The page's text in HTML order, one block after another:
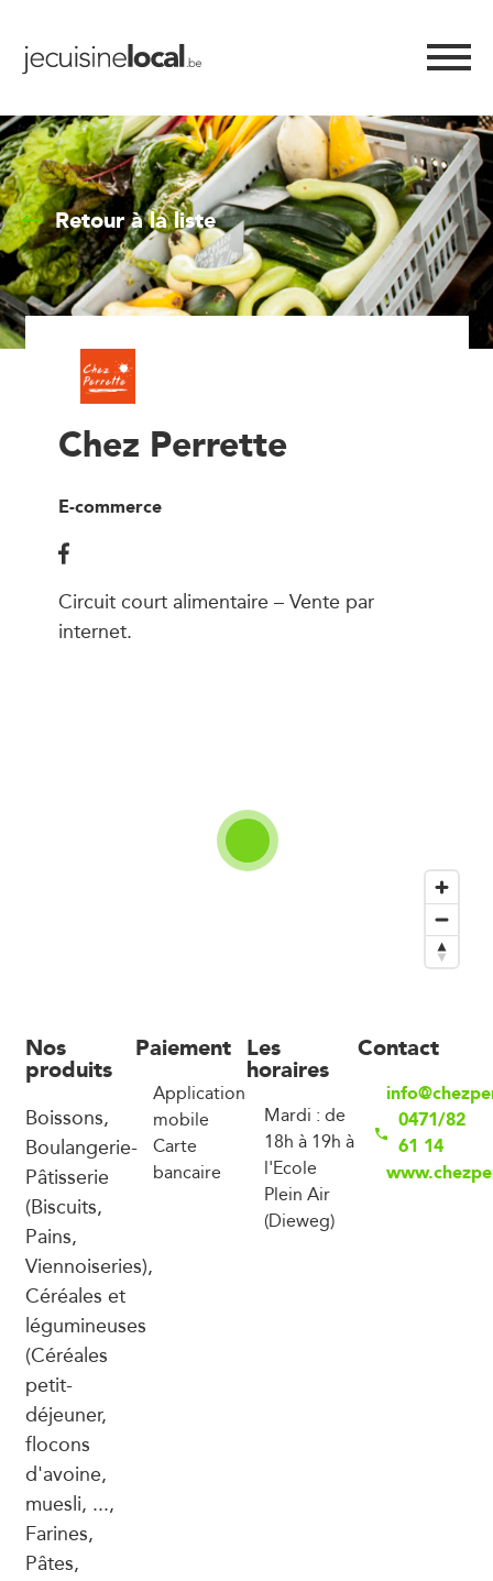
Retour à la liste
Chez Perrette
E-commerce
Circuit court alimentaire – Vente par
internet.
Nos
produits
Boissons,
Boulangerie-
Pâtisserie
(Biscuits,
Pains,
Viennoiseries),
Céréales et
légumineuses
(Céréales
petit-
déjeuner,
flocons
d'avoine,
muesli, ...,
Farines,
Pâtes,
Paiement
Application
mobile
Carte
bancaire
Les
horaires
Mardi : de
18h à 19h à
l'Ecole
Plein Air
(Dieweg)
Contact
0471/82
61 14